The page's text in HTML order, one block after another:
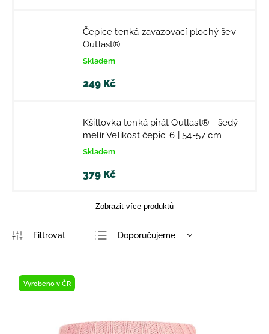
Čepice tenká zavazovací plochý šev
Outlast®
Skladem
249 Kč
Kšiltovka tenká pirát Outlast® - šedý
melír Velikost čepic: 6 | 54-57 cm
Skladem
379 Kč
Zobrazit více produktů
Doporučujeme
Vyrobeno v ČR